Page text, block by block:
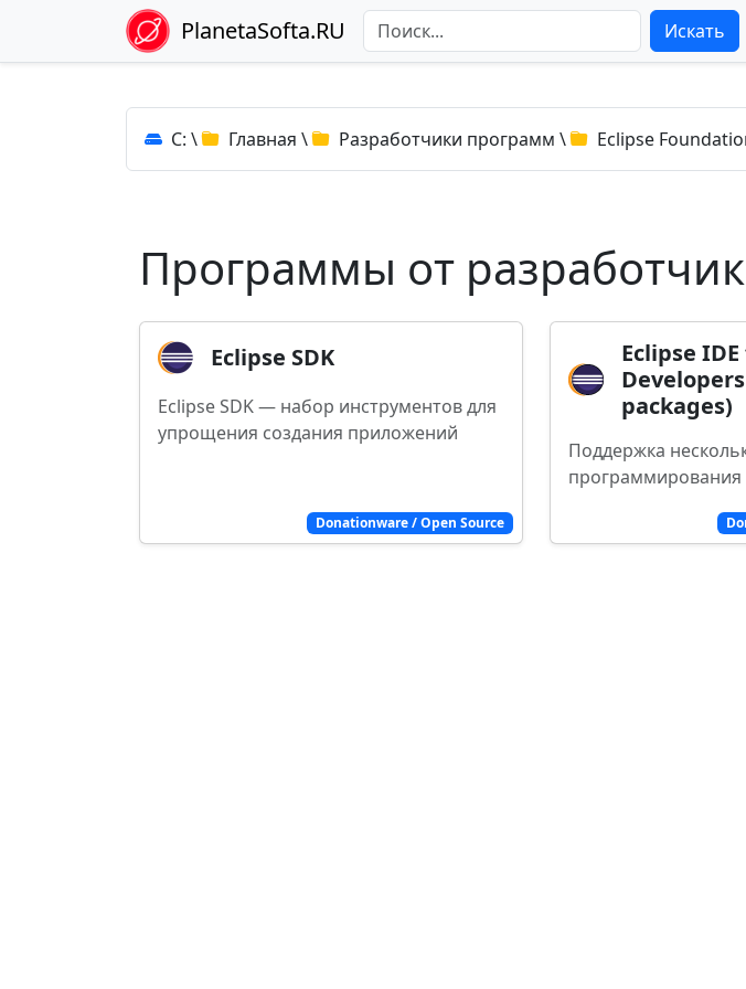
PlanetaSofta.RU Искать
C: \ Главная \ Разработчики программ \ Eclipse
Программы от
Donationware / Open Source
Eclipse SDK
Eclipse SDK — набор инструментов для
упрощения создания приложений
Eclipse
packages)
Поддержка
программирования